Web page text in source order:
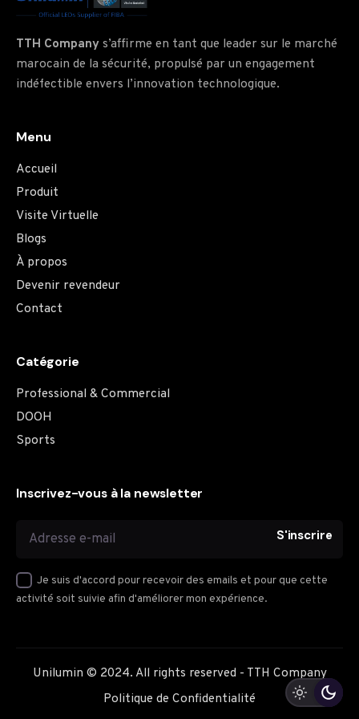
Professional & Commercial
TTH Company s’affirme en tant que leader sur le marché
marocain de la sécurité, propulsé par un engagement
indéfectible envers l’innovation technologique.
Menu
Accueil
Produit
Visite Virtuelle
Blogs
À propos
Devenir revendeur
Contact
Catégorie
Professional & Commercial
DOOH
Sports
Inscrivez-vous à la newsletter
S'inscrire
Je suis d'accord pour recevoir des emails et pour que cette
activité soit suivie afin d'améliorer mon expérience.
Unilumin © 2024. All rights reserved - TTH Company
Politique de Confidentialité